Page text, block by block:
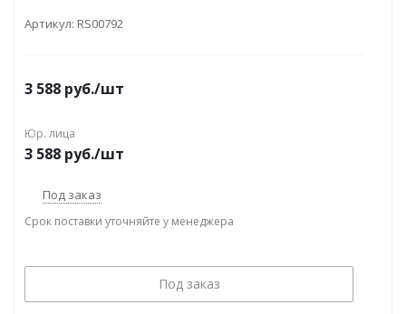
Артикул: RS00792
3 588 руб./шт
Юр. лица
3 588 руб./шт
Под заказ
Срок поставки уточняйте у менеджера
Под заказ